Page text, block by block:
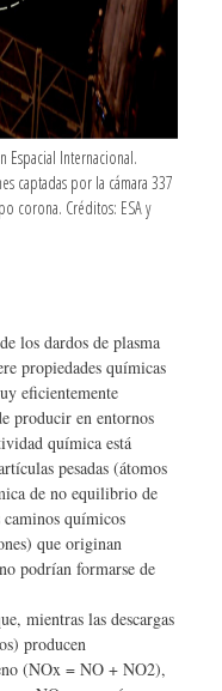
Espacial Internacional.
captadas por la cámara 337
corona. Créditos: ESA y
los dardos de plasma
propiedades químicas
eficientemente
producir en entornos
química está
pesadas (átomos
de no equilibrio de
caminos químicos
que originan
podrían formarse de
mientras las descargas
producen
(NOx = NO + NO2),